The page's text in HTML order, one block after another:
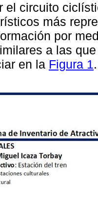
el circuito
más
por
a las
en la Figura 1.